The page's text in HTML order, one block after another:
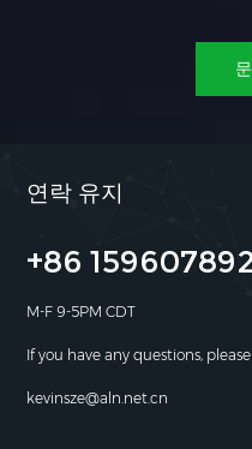
연락 유지
+86
M-F 9-5PM CDT
If you have any questions,
kevinsze@aln.net.cn